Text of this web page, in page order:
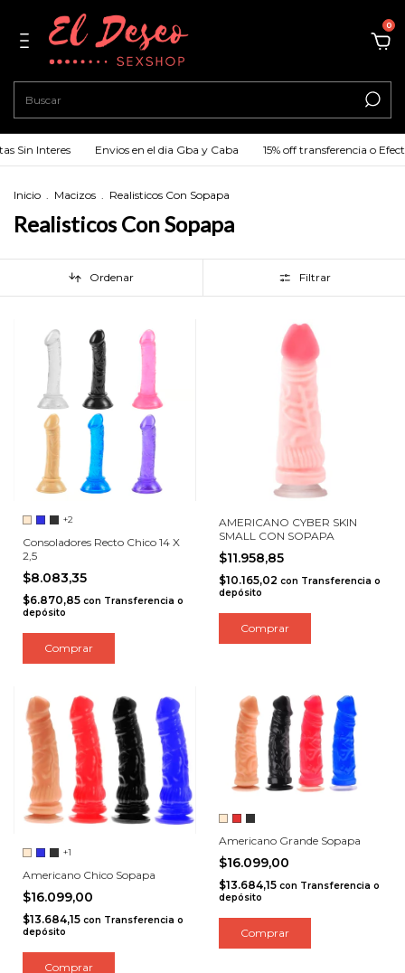
0
Envios en el dia Gba y Caba 15% off transferencia o Efectivo
Inicio . Macizos . Realisticos Con Sopapa
Realisticos Con Sopapa
Ordenar Filtrar
+2
Consoladores Recto Chico 14 X
2,5
$8.083,35
$6.870,85 con Transferencia o
depósito
Comprar
AMERICANO CYBER SKIN
SMALL CON SOPAPA
$11.958,85
$10.165,02 con Transferencia o
depósito
+1
Americano Chico Sopapa
$16.099,00
$13.684,15 con Transferencia o
depósito
Comprar
Americano Grande Sopapa
$16.099,00
$13.684,15 con Transferencia o
depósito
Comprar